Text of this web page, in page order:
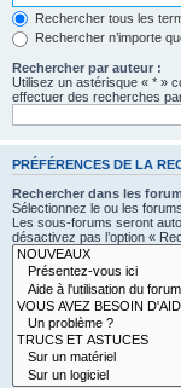
Rechercher tous les
Rechercher n’importe
Rechercher par auteur :
Utilisez un astérisque « * »
effectuer des recherches
PRÉFÉRENCES DE LA
Rechercher dans les
Sélectionnez le ou les
Les sous-forums seront
désactivez pas l’option «